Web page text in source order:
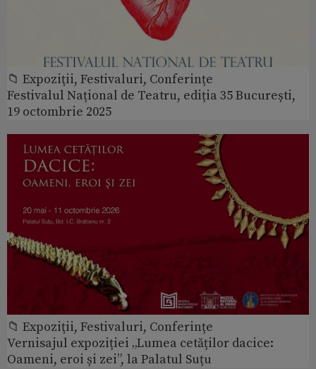
📁 Expoziţii, Festivaluri, Conferințe
Festivalul Național de Teatru, ediția 35 București,
19 octombrie 2025
📁 Expoziţii, Festivaluri, Conferințe
Vernisajul expoziției „Lumea cetăților dacice:
Oameni, eroi și zei”, la Palatul Suțu